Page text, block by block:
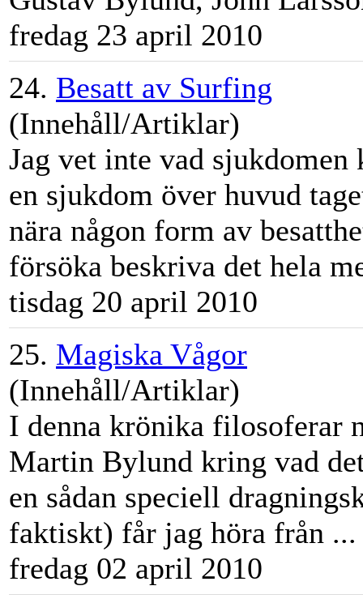
fredag 23 april 2010
24. Besatt av Surfing
(Innehåll/Artiklar)
Jag vet inte vad
en sjukdom över huvud
nära någon form av
försöka beskriva det hela
tisdag 20 april 2010
25. Magiska Vågor
(Innehåll/Artiklar)
I denna krönika filosoferar
Martin Bylund kring vad
en sådan speciell
faktiskt) får jag höra från ...
fredag 02 april 2010